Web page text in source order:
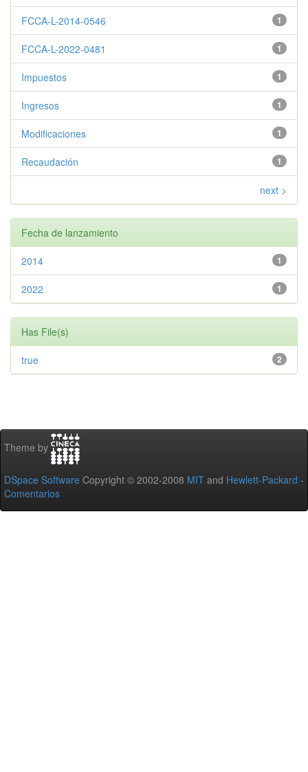
1
FCCA-L-2014-0546
1
FCCA-L-2022-0481
1
Impuestos
1
Ingresos
1
Modificaciones
1
Recaudación
next >
Fecha de lanzamiento
1
2014
1
2022
Has File(s)
2
true
Theme by
DSpace Software Copyright © 2002-2008 MIT and Hewlett-Packard -
Comentarios